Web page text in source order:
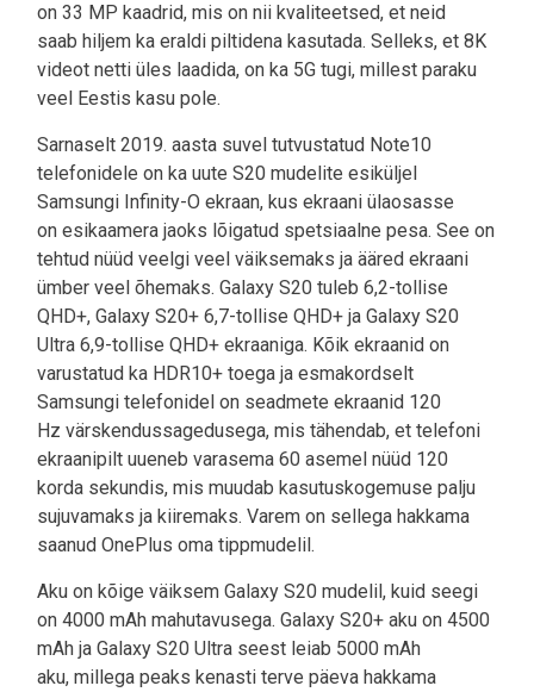
on 33 MP kaadrid, mis on nii kvaliteetsed, et neid
saab hiljem ka eraldi piltidena kasutada. Selleks, et 8K
videot netti üles laadida, on ka 5G tugi, millest paraku
veel Eestis kasu pole.
Sarnaselt 2019. aasta suvel tutvustatud Note10
telefonidele on ka uute S20 mudelite esiküljel
Samsungi Infinity-O ekraan, kus ekraani ülaosasse
on esikaamera jaoks lõigatud spetsiaalne pesa. See on
tehtud nüüd veelgi veel väiksemaks ja ääred ekraani
ümber veel õhemaks. Galaxy S20 tuleb 6,2-tollise
QHD+, Galaxy S20+ 6,7-tollise QHD+ ja Galaxy S20
Ultra 6,9-tollise QHD+ ekraaniga. Kõik ekraanid on
varustatud ka HDR10+ toega ja esmakordselt
Samsungi telefonidel on seadmete ekraanid 120
Hz värskendussagedusega, mis tähendab, et telefoni
ekraanipilt uueneb varasema 60 asemel nüüd 120
korda sekundis, mis muudab kasutuskogemuse palju
sujuvamaks ja kiiremaks. Varem on sellega hakkama
saanud OnePlus oma tippmudelil.
Aku on kõige väiksem Galaxy S20 mudelil, kuid seegi
on 4000 mAh mahutavusega. Galaxy S20+ aku on 4500
mAh ja Galaxy S20 Ultra seest leiab 5000 mAh
aku, millega peaks kenasti terve päeva hakkama